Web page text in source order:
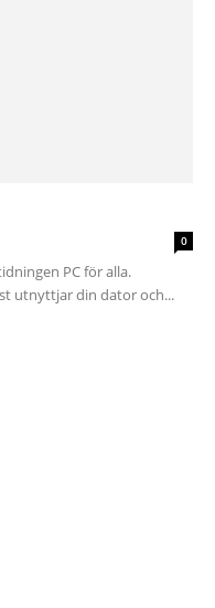
0
PC för alla.
utnyttjar din dator och...